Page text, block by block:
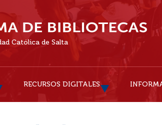
Católica de Salta
RECURSOS DIGITALES